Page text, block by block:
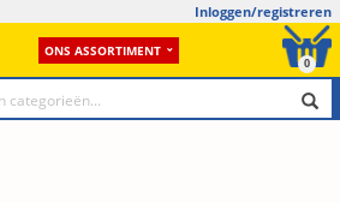
Inloggen/registreren
ONS ASSORTIMENT
0